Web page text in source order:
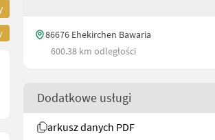
86676 Ehekirchen Bawaria
600.38 km odległości
Dodatkowe usługi
arkusz danych PDF